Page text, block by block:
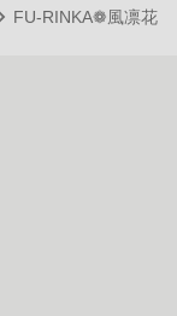
FU-RINKA❁風凛花